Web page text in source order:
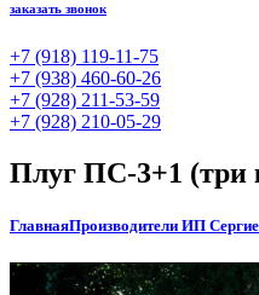
заказать звонок
+7 (918) 119-11-75
+7 (938) 460-60-26
+7 (928) 211-53-59
+7 (928) 210-05-29
Плуг ПС-3+1 (три
ГлавнаяПроизводители ИП